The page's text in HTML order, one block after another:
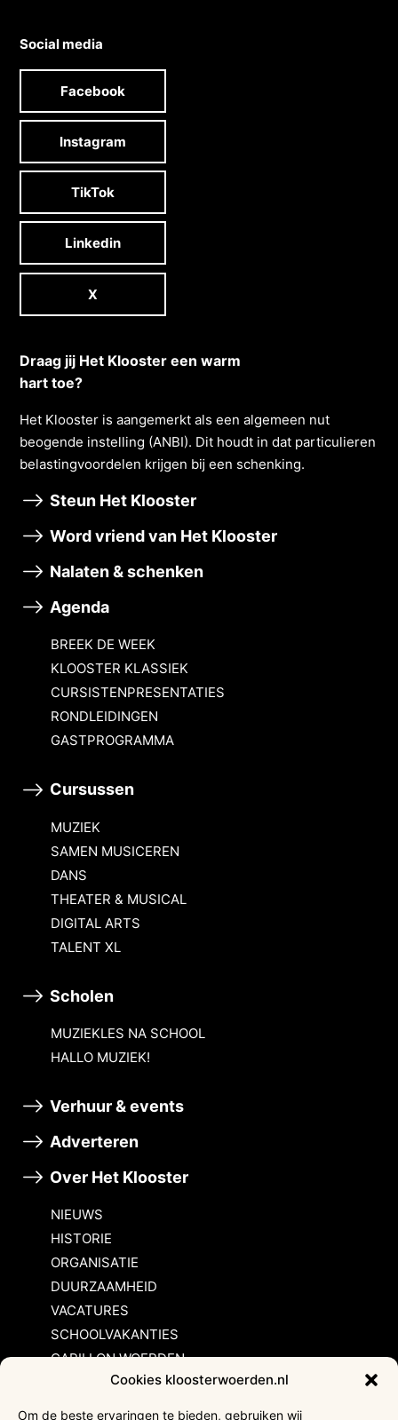
Cookies kloosterwoerden.nl
Om de beste ervaringen te bieden, gebruiken wij
Social media
Facebook
Instagram
TikTok
Linkedin
X
Draag jij Het Klooster een warm
hart toe?
Het Klooster is aangemerkt als een algemeen nut
beogende instelling (ANBI). Dit houdt in dat particulieren
belastingvoordelen krĳgen bĳ een schenking.
Steun Het Klooster
Word vriend van Het Klooster
Nalaten & schenken
Agenda
BREEK DE WEEK
KLOOSTER KLASSIEK
CURSISTENPRESENTATIES
RONDLEIDINGEN
GASTPROGRAMMA
Cursussen
MUZIEK
SAMEN MUSICEREN
DANS
THEATER & MUSICAL
DIGITAL ARTS
TALENT XL
Scholen
MUZIEKLES NA SCHOOL
HALLO MUZIEK!
Verhuur & events
Adverteren
Over Het Klooster
NIEUWS
HISTORIE
ORGANISATIE
DUURZAAMHEID
VACATURES
SCHOOLVAKANTIES
CARILLON WOERDEN
Inschrijvingsvoorwaarden